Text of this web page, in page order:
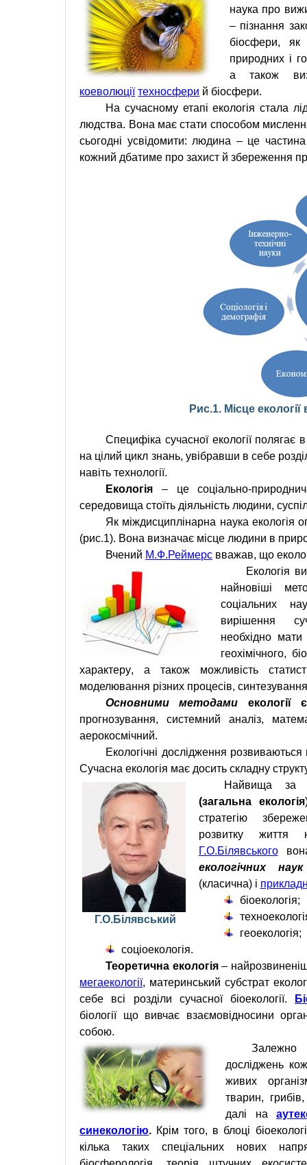
наука про
– пізнання
біосфери, як
природних і
а
також
коеволюції техносфери й біосфери.
На сучасному етапіекологія стала
людства. Вона має стати способом
сьогодні усвідомити: людина – це
кожний дбатиме про захист йзбереження
Рис.1. Місце
Специфіка сучасної екологіїполягає
на цілий цикл знань, увібравши в себе
навітьтехнології.
Екологія
– цесоціально-
середовища стоїть діяльність людини,
Як міждисциплінарна наука екологія
(рис.1). Вона визначає місце людини в
Вчений М.Ф.Реймерс вважав, що
Екологія
найновіші
соціальних
вирішення
необхідно
мати
геохімічного,
характеру,а також можливість
моделювання різних процесів,
Основними методами
екології
прогнозування,системний аналіз,
аерокосмічний.
Екологічні дослідження
Сучаснаекологія має досить складну
Г.О.Білявський
Найвища
(загальна екологія
стратегію
розвитку життя
Г.О.Білявського
екологічних наук
(класична) і
біоекологія;
геоекологія;
соціоекологія.
Теоретична екологія–
мегаекології, материнський субстрат
себе всі розділи сучасної біоекології.
біологіїщо вивчає взаємовідносини
собою.
Залежно
досліджень
живих
тварин, грибів
далі на
синекологію. Крім того, в блоці
кілька таких спеціальних нових